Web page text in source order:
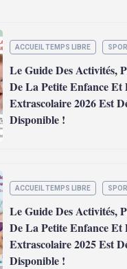
ACCUEIL TEMPS LIBRE
Le Guide Des Activités,
De La Petite Enfance Et
Extrascolaire 2026 Est
Disponible !
ACCUEIL TEMPS LIBRE
Le Guide Des Activités,
De La Petite Enfance Et
Extrascolaire 2025 Est
Disponible !